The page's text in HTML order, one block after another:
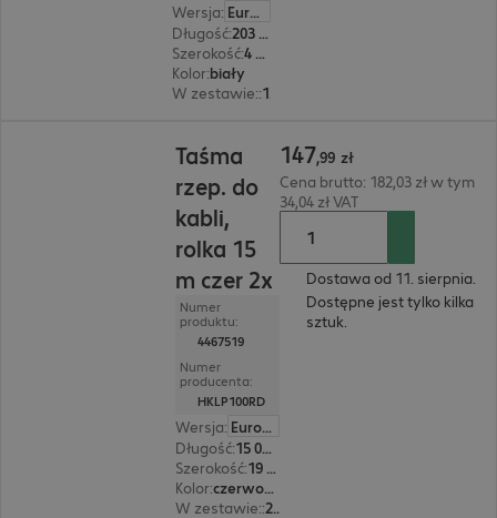
Wersja:
Europa
Długość:
203 mm
Szerokość:
4 mm
Kolor:biały
W zestawie::
Taśma
rzep. do
kabli,
rolka 15
m czer 2x
Numer
produktu:
4467519
Numer
producenta:
HKLP100RD
Wersja:
Europa
Długość:
15 000 mm
Szerokość:
19 mm
Kolor:
czerwony
W zestawie:: 2 szt.
147,99 zł
Cena brutto: 182,03 zł w tym
34,04 zł VAT
Dostawa od 11. sierpnia.
Dostępne jest tylko kilka
sztuk.